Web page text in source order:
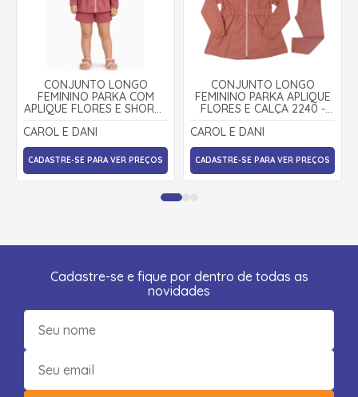
CONJUNTO LONGO
FEMININO PARKA COM
APLIQUE FLORES E SHORTS
2207 - CAROL E DANI
CAROL E DANI
CADASTRE-SE PARA VER PREÇOS
CONJUNTO LONGO
FEMININO PARKA APLIQUE
FLORES E CALÇA 2240 -
CAROL E DANI
CAROL E DANI
CADASTRE-SE PARA VER PREÇOS
Cadastre-se e fique por dentro de todas as
novidades